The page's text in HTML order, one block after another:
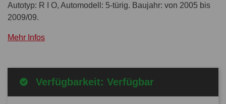
Autotyp: R I O, Automodell: 5-türig. Baujahr: von 2005 bis
2009/09.
Mehr Infos
Verfügbarkeit: Verfügbar